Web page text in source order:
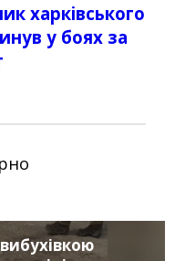
харківського
у боях за